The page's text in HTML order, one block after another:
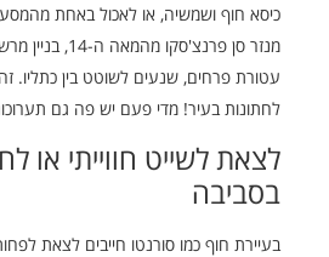
כיסא חוף ושמשיה, או לאכול באחת
מנזר סן פרנצ'סקו
עטורת פרחים, שנעים לשוטט בין כתליו.
לחתונות בעיר! מדי פעם יש פה גם תערוכות
לצאת לשייט חווייתי או
בסביבה
בעיירת חוף כמו סורנטו חייבים לצאת